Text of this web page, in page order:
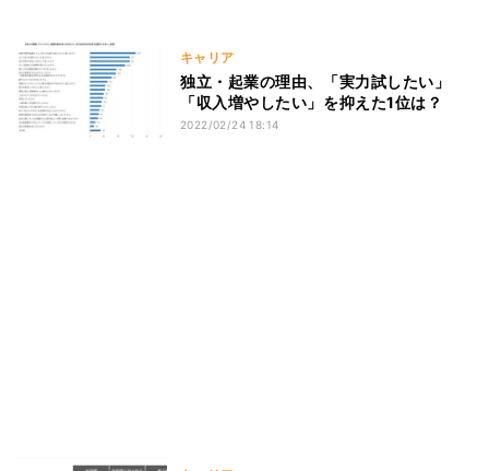
キャリア
独立・起業の理由、「実力試したい」
「収入増やしたい」を抑えた1位は？
2022/02/24 18:14